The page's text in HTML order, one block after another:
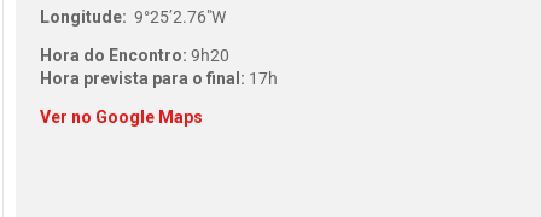
Longitude: 9°25’2.76″W
Hora do Encontro: 9h20
Hora prevista para o final: 17h
Ver no Google Maps